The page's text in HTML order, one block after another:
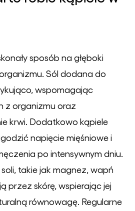
sposób na głęboki
Sól dodana do
wspomagając
z organizmu oraz
krwi. Dodatkowo kąpiele
napięcie mięśniowe i
po intensywnym dniu.
takie jak magnez, wapń
przez skórę, wspierając jej
równowagę. Regularne